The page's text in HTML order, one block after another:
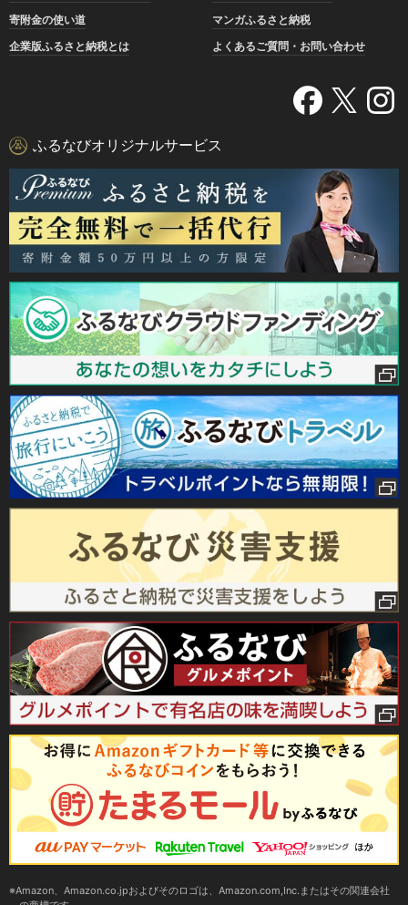
寄附金の使い道
マンガふるさと納税
企業版ふるさと納税とは
よくあるご質問・お問い合わせ
ふるなびオリジナルサービス
Amazon、Amazon.co.jpおよびそのロゴは、Amazon.com,Inc.またはその関連会社